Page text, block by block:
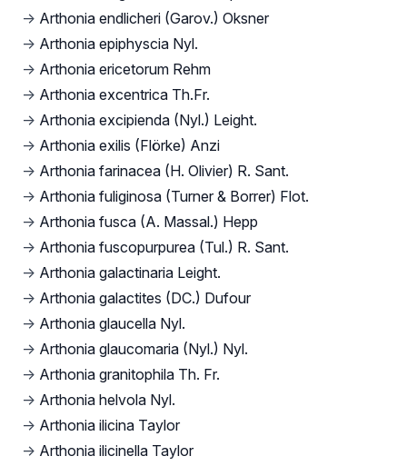
→ Arthonia endlicheri (Garov.) Oksner
→ Arthonia epiphyscia Nyl.
→ Arthonia ericetorum Rehm
→ Arthonia excentrica Th.Fr.
→ Arthonia excipienda (Nyl.) Leight.
→ Arthonia exilis (Flörke) Anzi
→ Arthonia farinacea (H. Olivier) R. Sant.
→ Arthonia fuliginosa (Turner & Borrer) Flot.
→ Arthonia fusca (A. Massal.) Hepp
→ Arthonia fuscopurpurea (Tul.) R. Sant.
→ Arthonia galactinaria Leight.
→ Arthonia galactites (DC.) Dufour
→ Arthonia glaucella Nyl.
→ Arthonia glaucomaria (Nyl.) Nyl.
→ Arthonia granitophila Th. Fr.
→ Arthonia helvola Nyl.
→ Arthonia ilicina Taylor
→ Arthonia ilicinella Taylor